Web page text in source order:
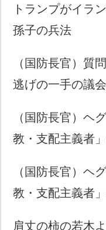
トランプがイラ
孫子の兵法
（国防長官）質
逃げの一手の議
（国防長官）ヘ
教・支配主義者
（国防長官）ヘ
教・支配主義者
肩丈の柿の若木